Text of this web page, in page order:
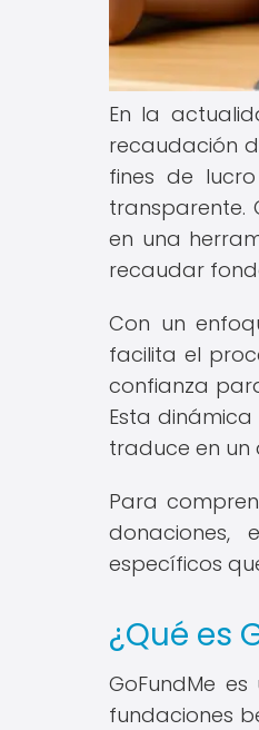
En la
recaudación
fines de
transparente.
en una
recaudar
Con un
facilita el
confianza
Esta
traduce en un
Para
donaciones,
específicos
¿Qué es
GoFundMe
fundaciones